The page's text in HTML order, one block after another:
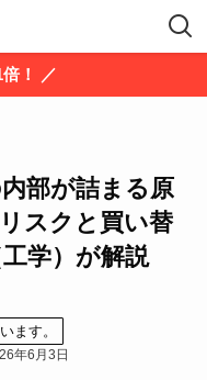
！ ／
部が詰まる原
スクと買い替
学）が解説
ます。
年6月3日